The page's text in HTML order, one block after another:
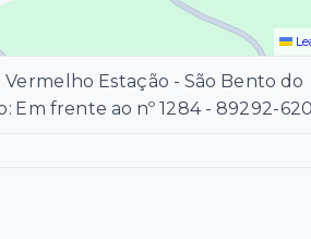
Estação - São Bento do
Em frente ao nº 1284 - 89292-620